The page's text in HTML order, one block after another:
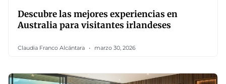
Descubre las mejores experiencias en
Australia para visitantes irlandeses
Claudia Franco Alcántara marzo 30, 2026